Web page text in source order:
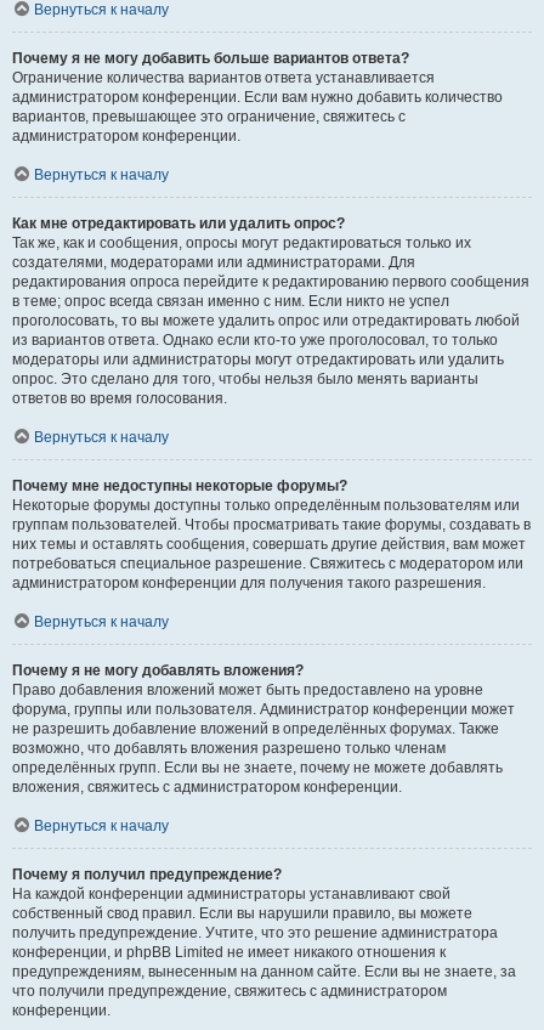
Вернуться к началу
Почему я не могу добавить больше вариантов ответа?
Ограничение количества вариантов ответа устанавливается
администратором конференции. Если вам нужно добавить количество
вариантов, превышающее это ограничение, свяжитесь с
администратором конференции.
Вернуться к началу
Как мне отредактировать или удалить опрос?
Так же, как и сообщения, опросы могут редактироваться только их
создателями, модераторами или администраторами. Для
редактирования опроса перейдите к редактированию первого сообщения
в теме; опрос всегда связан именно с ним. Если никто не успел
проголосовать, то вы можете удалить опрос или отредактировать любой
из вариантов ответа. Однако если кто-то уже проголосовал, то только
модераторы или администраторы могут отредактировать или удалить
опрос. Это сделано для того, чтобы нельзя было менять варианты
ответов во время голосования.
Вернуться к началу
Почему мне недоступны некоторые форумы?
Некоторые форумы доступны только определённым пользователям или
группам пользователей. Чтобы просматривать такие форумы, создавать в
них темы и оставлять сообщения, совершать другие действия, вам может
потребоваться специальное разрешение. Свяжитесь с модератором или
администратором конференции для получения такого разрешения.
Вернуться к началу
Почему я не могу добавлять вложения?
Право добавления вложений может быть предоставлено на уровне
форума, группы или пользователя. Администратор конференции может
не разрешить добавление вложений в определённых форумах. Также
возможно, что добавлять вложения разрешено только членам
определённых групп. Если вы не знаете, почему не можете добавлять
вложения, свяжитесь с администратором конференции.
Вернуться к началу
Почему я получил предупреждение?
На каждой конференции администраторы устанавливают свой
собственный свод правил. Если вы нарушили правило, вы можете
получить предупреждение. Учтите, что это решение администратора
конференции, и phpBB Limited не имеет никакого отношения к
предупреждениям, вынесенным на данном сайте. Если вы не знаете, за
что получили предупреждение, свяжитесь с администратором
конференции.